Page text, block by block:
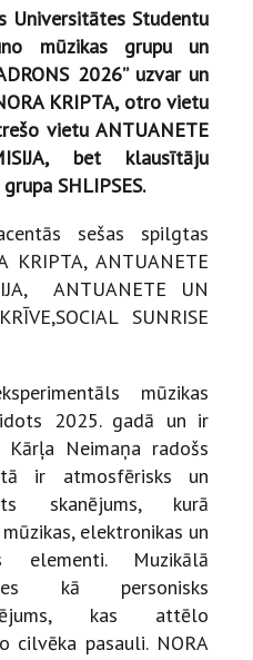
Universitātes Studentu
mūzikas grupu un
2026” uzvar un
KRIPTA, otro vietu
vietu ANTUANETE
bet klausītāju
SHLIPSES.
sešas spilgtas
KRIPTA, ANTUANETE
ANTUANETE UN
SUNRISE
mūzikas
2025. gadā un ir
Neimaņa radošs
ir atmosfērisks un
skanējums, kurā
elektronikas un
elementi. Muzikālā
kā personisks
kas attēlo
cilvēka pasauli. NORA